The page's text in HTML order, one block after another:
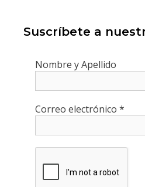
Suscríbete a
Nombre y Apellido
Correo electrónico *